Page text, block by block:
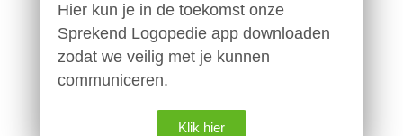
Hier kun je in de toekomst onze
Sprekend Logopedie app downloaden
zodat we veilig met je kunnen
communiceren.
Klik hier